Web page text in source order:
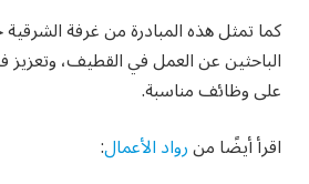
كما تمثل هذه المبادرة من غرفة
الباحثين عن العمل في القطيف،
على وظائف مناسبة.
اقرأ أيضًا منرواد الأعمال: